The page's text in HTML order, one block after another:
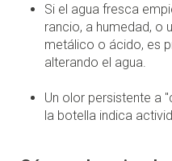
Si el agua fresca
rancio, a humedad, o
metálico o ácido, es
alterando el agua.
Un olor persistente a
la botella indica